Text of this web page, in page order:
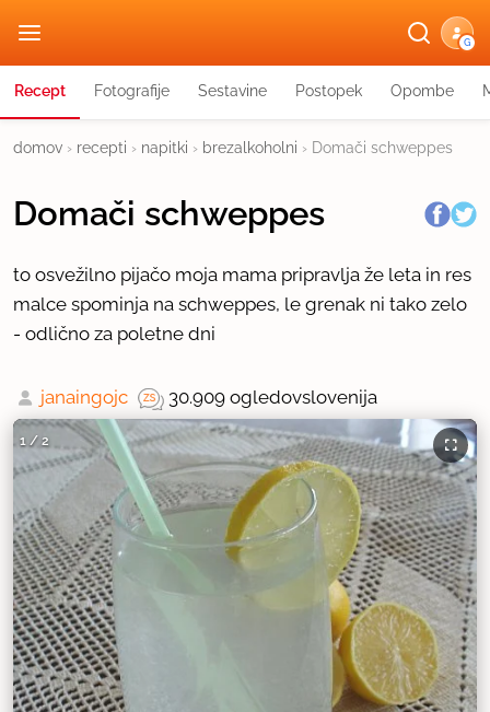
G
Recept Fotografije Sestavine Postopek Opombe
domov › recepti › napitki › brezalkoholni › Domači schweppes
Domači schweppes
to osvežilno pijačo moja mama pripravlja že leta in res
malce spominja na schweppes, le grenak ni tako zelo
- odlično za poletne dni
janaingojc 30.909 ogledovslovenija
1 / 2